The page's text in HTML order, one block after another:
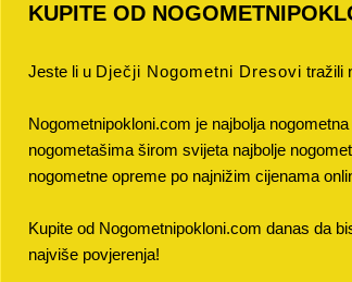
KUPITE OD
Jeste li u Dječji Nogometni Dresovi tražili
Nogometnipokloni.com je najbolja
nogometašima širom svijeta najbolje
nogometne opreme po najnižim cijenama
Kupite od Nogometnipokloni.com danas da
najviše povjerenja!